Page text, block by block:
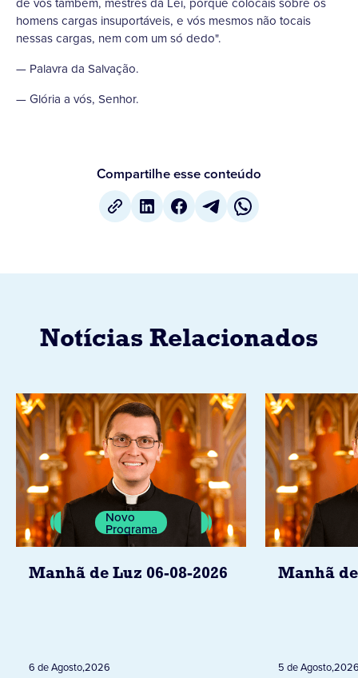
homens cargas insuportáveis, e vós mesmos não tocais
nessas cargas, nem com um só dedo".
— Palavra da Salvação.
— Glória a vós, Senhor.
Compartilhe esse conteúdo
Notícias Relacionados
Novo
Programa
Manhã de Luz 06-08-2026
6 de Agosto,2026
Manhã de
5 de Agosto,